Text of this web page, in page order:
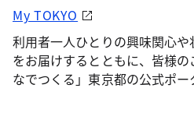
My TOKYO
利用者一人ひとりの興味関心
をお届けするとともに、皆様
なでつくる」東京都の公式ポー